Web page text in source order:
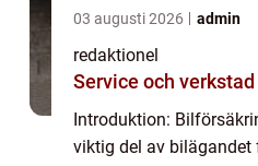
03 augusti 2026 admin
redaktionel
Service och
Introduktion:
viktig del av bilägandet